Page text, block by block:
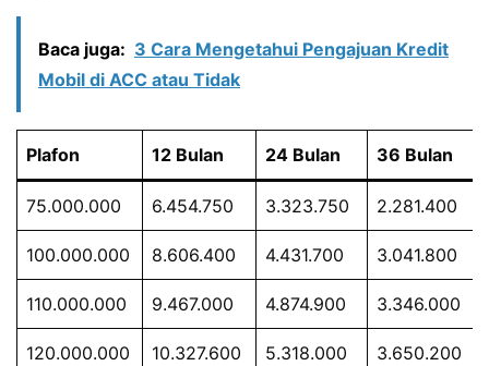
Baca juga: 3 Cara Mengetahui Pengajuan Kredit
Mobil di ACC atau Tidak
Plafon 12 Bulan 24 Bulan 36 Bulan
75.000.000 6.454.750 3.323.750 2.281.400
100.000.000 8.606.400 4.431.700 3.041.800
110.000.000 9.467.000 4.874.900 3.346.000
120.000.000 10.327.600 5.318.000 3.650.200